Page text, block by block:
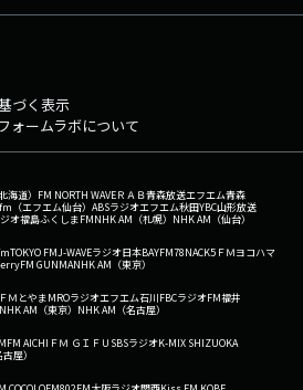
づく表示
ォームラボについて
海道） FM NORTH WAVEＲＡＢ青森放送エフエム青森
（エフエム仙台） ABSラジオエフエム秋田YBC山形放送
オ福島ふくしまFMNHK AM（札幌） NHK AM（仙台）
TOKYO FMJ-WAVEラジオ日本BAYFM78NACK5 ＦＭヨコハマ
FM GUNMANHK AM（東京）
ＦＭとやまMROラジオエフエム石川FBCラジオFM福井
NHK AM（東京） NHK AM（名古屋）
FM AICHI ＦＭ ＧＩＦＵ SBSラジオK-MIX SHIZUOKA
屋）